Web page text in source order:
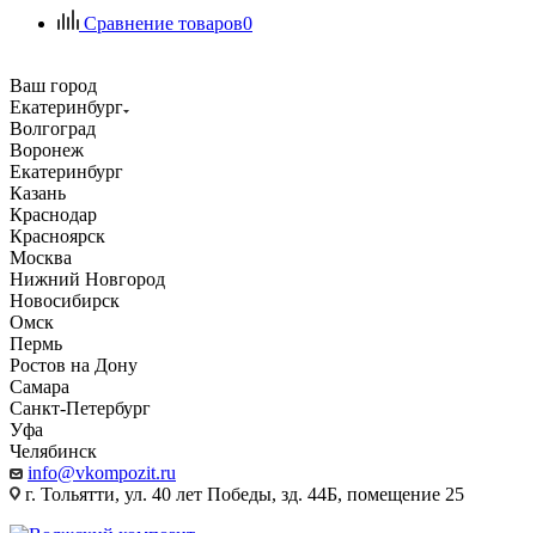
Сравнение товаров0
Ваш город
Екатеринбург
Волгоград
Воронеж
Екатеринбург
Казань
Краснодар
Красноярск
Москва
Нижний Новгород
Новосибирск
Омск
Пермь
Ростов на Дону
Самара
Санкт-Петербург
Уфа
Челябинск
info@vkompozit.ru
г. Тольятти, ул. 40 лет Победы, зд. 44Б, помещение 25